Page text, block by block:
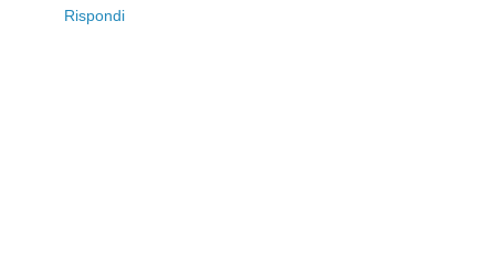
Rispondi